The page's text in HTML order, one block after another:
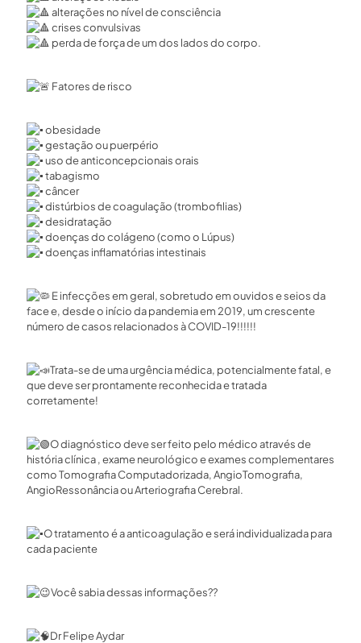
alterações no nível de consciência
crises convulsivas
perda de força de um dos lados do corpo.
Fatores de risco
obesidade
gestação ou puerpério
uso de anticoncepcionais orais
tabagismo
câncer
distúrbios de coagulação (trombofilias)
desidratação
doenças do colágeno (como o Lúpus)
doenças inflamatórias intestinais
E infecções em geral, sobretudo em ouvidos e seios da
face e, desde o início da pandemia em 2019, um crescente
número de casos relacionados à COVID-19!!!!!!
Trata-se de uma urgência médica, potencialmente fatal, e
que deve ser prontamente reconhecida e tratada
corretamente!
O diagnóstico deve ser feito pelo médico através de
história clínica , exame neurológico e exames complementares
como Tomografia Computadorizada, AngioTomografia,
AngioRessonância ou Arteriografia Cerebral.
O tratamento é a anticoagulação e será individualizada para
cada paciente
Você sabia dessas informações??
Dr Felipe Aydar